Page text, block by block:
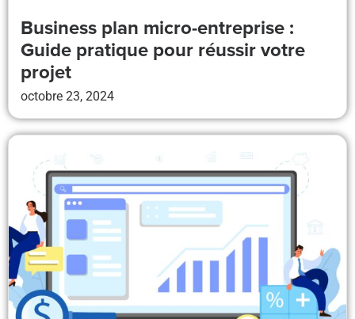
Business plan micro-entreprise :
Guide pratique pour réussir votre
projet
octobre 23, 2024